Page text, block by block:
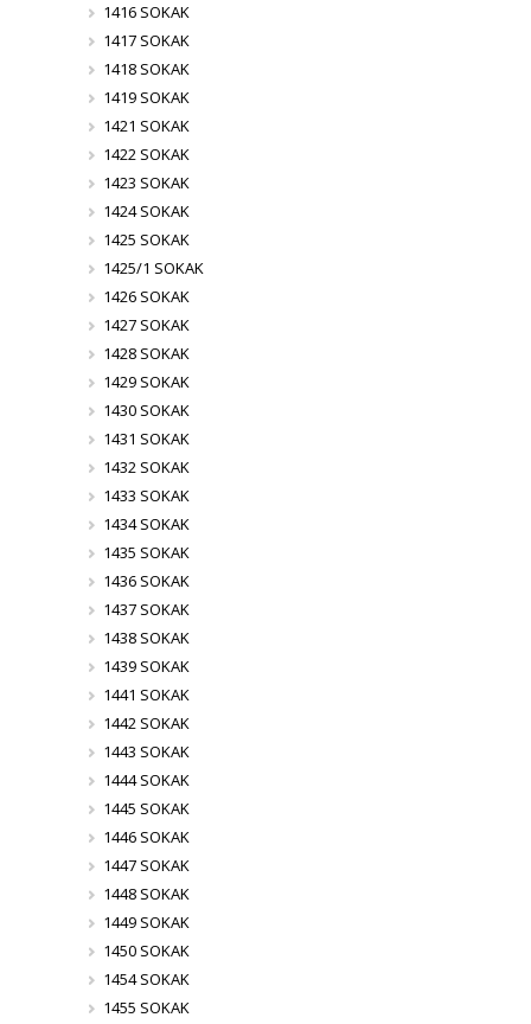
1416 SOKAK
1417 SOKAK
1418 SOKAK
1419 SOKAK
1421 SOKAK
1422 SOKAK
1423 SOKAK
1424 SOKAK
1425 SOKAK
1425/1 SOKAK
1426 SOKAK
1427 SOKAK
1428 SOKAK
1429 SOKAK
1430 SOKAK
1431 SOKAK
1432 SOKAK
1433 SOKAK
1434 SOKAK
1435 SOKAK
1436 SOKAK
1437 SOKAK
1438 SOKAK
1439 SOKAK
1441 SOKAK
1442 SOKAK
1443 SOKAK
1444 SOKAK
1445 SOKAK
1446 SOKAK
1447 SOKAK
1448 SOKAK
1449 SOKAK
1450 SOKAK
1454 SOKAK
1455 SOKAK